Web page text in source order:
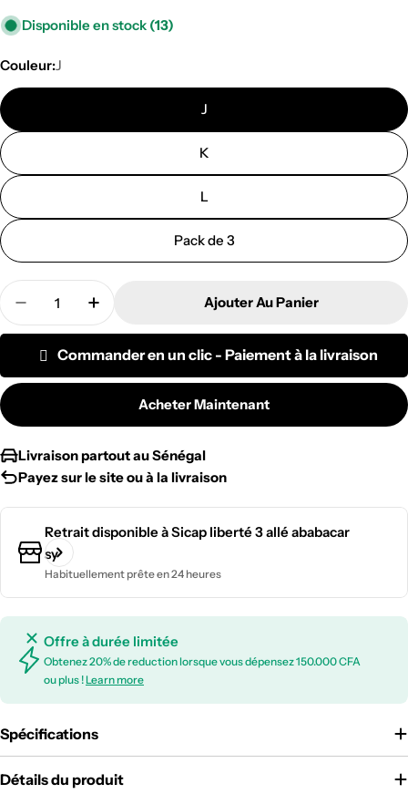
Disponible en stock (13)
Couleur:J
J
K
L
Pack de 3
Quantité
Diminuer La Quantité Pour Cravate Tricot
Augmenter La Quantité Pour Cravate
Ajouter Au Panier
Commander en un clic - Paiement à la livraison
Acheter Maintenant
Livraison partout au Sénégal
Payez sur le site ou à la livraison
Retrait disponible àSicap liberté 3 allé ababacar
sy
Habituellement prête en 24 heures
Offre à durée limitée
Obtenez 20% de reduction lorsque vous dépensez 150.000 CFA
ou plus !Learn more
Spécifications
Détails du produit